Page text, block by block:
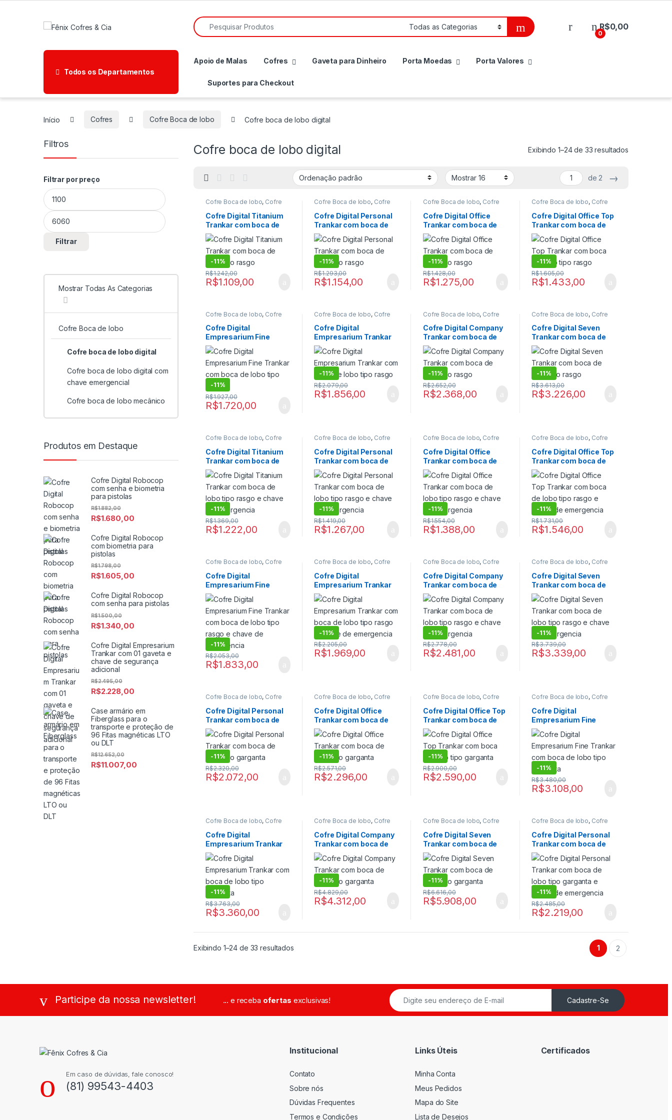
Pesquisar por:
0
R$0,00
Todos os Departamentos
Apoio de Malas Cofres Gaveta para Dinheiro Porta Moedas Porta Valores
Suportes para Checkout
Início Cofres Cofre Boca de lobo Cofre boca de lobo digital
Cofre boca de lobo digital Exibindo 1–24 de 33 resultados
de 2 →
Cofre Boca de lobo, Cofre
Digital, Cofre Digital de Fixar
Cofre para Residencias,
Cofre para Residencias
digital
Cofre Digital Titanium
Trankar com boca de
lobo tipo rasgo
-11%
R$1.109,00
R$1.242,00
Cofre Boca de lobo, Cofre
Digital, Cofre Digital de Fixar
Cofre para Residencias,
Cofre para Residencias
digital
Cofre Digital Personal
Trankar com boca de
lobo tipo rasgo
-11%
R$1.154,00
R$1.293,00
Cofre Boca de lobo, Cofre
Digital, Cofre Digital de Fixar
Cofre para Residencias
Cofre para Residencias
digital
Cofre Digital Office
Trankar com boca de
lobo tipo rasgo
-11%
R$1.275,00
R$1.428,00
Cofre Boca de lobo, Cofre
Digital, Cofre Digital de Fixar,
Cofre para Residencias
Cofre para Residencias
digital
Cofre Digital Office Top
Trankar com boca de
lobo tipo rasgo
-11%
R$1.433,00
R$1.605,00
Cofre Boca de lobo, Cofre
Digital, Cofre Digital de Fixar
Cofre para Residencias
Cofre para Residencias
digital
Cofre Digital
Empresarium Fine
Trankar com boca de
lobo tipo rasgo
-11%
R$1.720,00
R$1.927,00
Cofre Boca de lobo, Cofre
Digital, Cofre Digital de Fixar
Cofre para Residencias
Cofre para Residencias
digital
Cofre Digital
Empresarium Trankar
com boca de lobo tipo
rasgo
-11%
R$1.856,00
R$2.079,00
Cofre Boca de lobo, Cofre
Digital, Cofre Digital de Fixar
Cofre para Residencias,
Cofre para Residencias
digital
Cofre Digital Company
Trankar com boca de
lobo tipo rasgo
-11%
R$2.368,00
R$2.652,00
Cofre Boca de lobo, Cofre
Digital, Cofre Digital de Fixar
Cofre para Residencias
Cofre para Residencias
digital
Cofre Digital Seven
Trankar com boca de
lobo tipo rasgo
-11%
R$3.226,00
R$3.613,00
Cofre Boca de lobo, Cofre
boca de lobo digital com
chave emergencial,Cofre
Digital,Cofre Digital de Fixar
Cofre para Residencias
Cofre para Residencias
digital,Cofres
Cofre Digital Titanium
Trankar com boca de
lobo tipo rasgo e chave
de emergencia
-11%
R$1.222,00
R$1.369,00
Cofre Boca de lobo, Cofre
boca de lobo digital com
chave emergencial, Cofre
Digital,Cofre Digital de Fixar
Cofre para Residencias
Cofre para Residencias
digital,Cofres
Cofre Digital Personal
Trankar com boca de
lobo tipo rasgo e chave
de emergencia
-11%
R$1.267,00
R$1.419,00
Cofre Boca de lobo, Cofre
boca de lobo digital com
chave emergencial,Cofre
Digital,Cofre Digital de Fixar
Cofre para Residencias
Cofre para Residencias
digital,Cofres
Cofre Digital Office
Trankar com boca de
lobo tipo rasgo e chave
de emergencia
-11%
R$1.388,00
R$1.554,00
Cofre Boca de lobo, Cofre
boca de lobo digital com
chave emergencial,Cofre
Digital,Cofre Digital de Fixar
Cofre para Residencias
Cofre para Residencias
digital,Cofres
Cofre Digital Office Top
Trankar com boca de
lobo tipo rasgo e chave
de emergencia
-11%
R$1.546,00
R$1.731,00
Cofre Boca de lobo, Cofre
boca de lobo digital com
chave emergencial
Digital,Cofre Digital de Fixar
Cofre para Residencias
digital,Cofres
Cofre Digital
Empresarium Fine
Trankar com boca de
lobo tipo rasgo e chave
de emergencia
-11%
R$1.833,00
R$2.053,00
Cofre Boca de lobo, Cofre
boca de lobo digital com
chave emergencial
Digital,Cofre Digital de Fixar
Cofre para Residencias
digital,Cofres
Cofre Digital
Empresarium Trankar
com boca de lobo tipo
rasgo e chave de
emergencia
-11%
R$1.969,00
R$2.205,00
Cofre Boca de lobo, Cofre
boca de lobo digital com
chave emergencial, Cofre
Digital,Cofre Digital de Fixar
Cofre para Residencias
digital,Cofres
Cofre Digital Company
Trankar com boca de
lobo tipo rasgo e chave
de emergencia
-11%
R$2.481,00
R$2.778,00
Cofre Boca de lobo, Cofre
boca de lobo digital com
chave emergencial ,Cofre
Digital,Cofre Digital de Fixar
Cofre para Residencias
digital,Cofres
Cofre Digital Seven
Trankar com boca de
lobo tipo rasgo e chave
de emergencia
-11%
R$3.339,00
R$3.739,00
Cofre Boca de lobo, Cofre
Digital, Cofre Digital de Fixar
Cofre para Postos de
gasolina,Cofre para postos
de gasolina digital
Cofre Digital Personal
Trankar com boca de
lobo tipo garganta
-11%
R$2.072,00
R$2.320,00
Cofre Boca de lobo, Cofre
Digital, Cofre Digital de Fixar
Cofre para Postos de
gasolina,Cofre para postos
de gasolina digital
Cofre Digital Office
Trankar com boca de
lobo tipo garganta
-11%
R$2.296,00
R$2.571,00
Cofre Boca de lobo, Cofre
Digital, Cofre Digital de Fixar,
Cofre para Postos de
gasolina,Cofre para postos
de gasolina digital
Cofre Digital Office Top
Trankar com boca de
lobo tipo garganta
-11%
R$2.590,00
R$2.900,00
Cofre Boca de lobo, Cofre
Digital, Cofre Digital de Fixar
Cofre para Postos de
gasolina,Cofre para postos
de gasolina digital
Cofre Digital
Empresarium Fine
Trankar com boca de
lobo tipo garganta
-11%
R$3.108,00
R$3.480,00
Cofre Boca de lobo, Cofre
Digital, Cofre Digital de Fixar
Cofre para Postos de
gasolina,Cofre para postos
de gasolina digital
Cofre Digital
Empresarium Trankar
com boca de lobo tipo
garganta
-11%
R$3.360,00
R$3.763,00
Cofre Boca de lobo, Cofre
Digital, Cofre Digital de Fixar
Cofre para Postos de
gasolina,Cofre para postos
de gasolina digital
Cofre Digital Company
Trankar com boca de
lobo tipo garganta
-11%
R$4.312,00
R$4.829,00
Cofre Boca de lobo, Cofre
Digital, Cofre Digital de Fixar
Cofre para Postos de
gasolina,Cofre para postos
de gasolina digital
Cofre Digital Seven
Trankar com boca de
lobo tipo garganta
-11%
R$5.908,00
R$6.616,00
Cofre Boca de lobo, Cofre
boca de lobo digital com
chave emergencial, Cofre
Digital,Cofre digital com
chave emergencial
Digital de Fixar,Cofre para
Postos de gasolina,Cofre
para postos de gasolina
digital,Cofres
Cofre Digital Personal
Trankar com boca de
lobo tipo garganta e
chave de emergencia
-11%
R$2.219,00
R$2.485,00
Exibindo 1–24 de 33 resultados 1 2
Filtros
Filtrar por preço
Preço mínimo
Preço máximo
Filtrar
Mostrar Todas As Categorias
Cofre Boca de lobo
Cofre boca de lobo digital
Cofre boca de lobo digital com
chave emergencial
Cofre boca de lobo mecânico
Produtos em Destaque
Cofre Digital Robocop
com senha e biometria
para pistolas
R$1.680,00
R$1.882,00
Cofre Digital Robocop
com biometria para
pistolas
R$1.605,00
R$1.798,00
Cofre Digital Robocop
com senha para pistolas
R$1.340,00
R$1.500,00
Cofre Digital Empresarium
Trankar com 01 gaveta e
chave de segurança
adicional
R$2.228,00
R$2.495,00
Case armário em
Fiberglass para o
transporte e proteção de
96 Fitas magnéticas LTO
ou DLT
R$11.007,00
R$12.652,00
Participe da nossa newsletter! ... e receba ofertas exclusivas! Cadastre-Se
Em caso de dúvidas, fale conosco!
(81) 99543-4403
Institucional
Contato
Sobre nós
Dúvidas Frequentes
Termos e Condições
Links Úteis
Minha Conta
Meus Pedidos
Mapa do Site
Lista de Desejos
Certificados